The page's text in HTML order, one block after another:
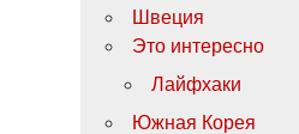
Швеция
Это интересно
Лайфхаки
Южная Корея